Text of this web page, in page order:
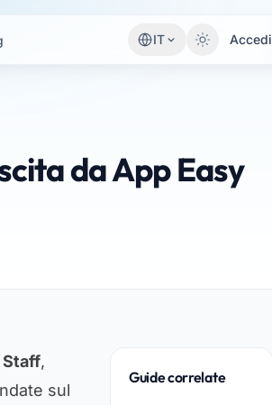
IT Accedi
da App Easy
Staff,
sul
Guide correlate